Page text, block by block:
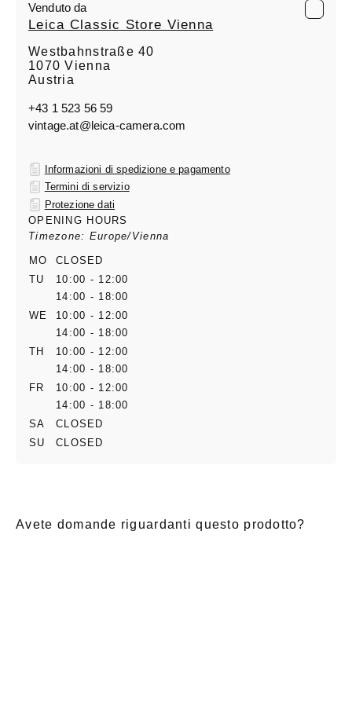
Venduto da
Leica Classic Store Vienna
Westbahnstraße 40
1070 Vienna
Austria
+43 1 523 56 59
vintage.at@leica-camera.com
Informazioni di spedizione e pagamento
Termini di servizio
Protezione dati
OPENING HOURS
Timezone: Europe/Vienna
MO
CLOSED
TU
10:00 - 12:00
14:00 - 18:00
WE
10:00 - 12:00
14:00 - 18:00
TH
10:00 - 12:00
14:00 - 18:00
FR
10:00 - 12:00
14:00 - 18:00
SA
CLOSED
SU
CLOSED
Avete domande riguardanti questo prodotto?